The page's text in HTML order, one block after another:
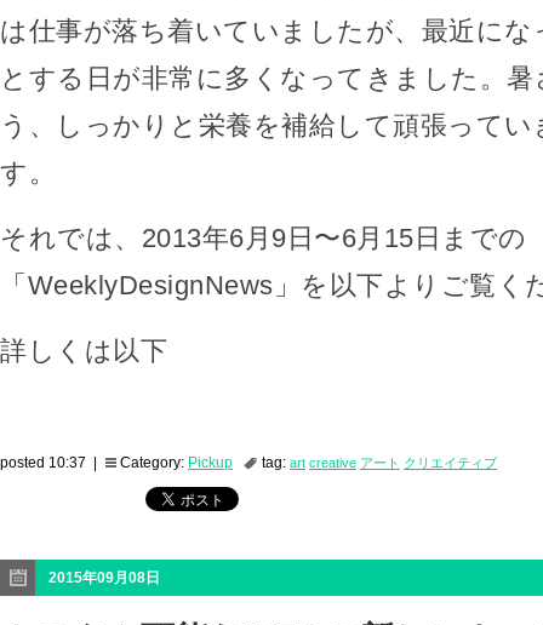
は仕事が落ち着いていましたが、最近に
とする日が非常に多くなってきました。
う、しっかりと栄養を補給して頑張って
す。
それでは、2013年6月9日〜6月15日までの
「WeeklyDesignNews」を以下よりご覧く
詳しくは以下
posted 10:37 | Category: Pickup tag: art creative アート クリエイティブ
2015年09月08日